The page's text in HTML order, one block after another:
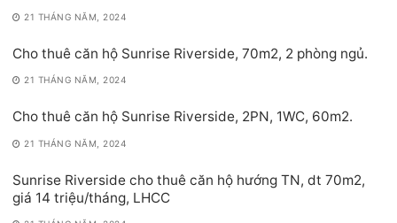
21 THÁNG NĂM, 2024
Cho thuê căn hộ Sunrise Riverside, 70m2, 2 phòng ngủ.
21 THÁNG NĂM, 2024
Cho thuê căn hộ Sunrise Riverside, 2PN, 1WC, 60m2.
21 THÁNG NĂM, 2024
Sunrise Riverside cho thuê căn hộ hướng TN, dt 70m2,
giá 14 triệu/tháng, LHCC